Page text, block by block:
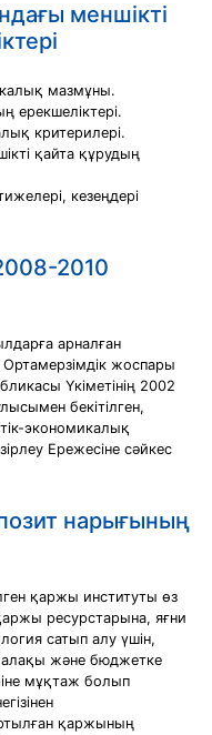
меншікті
мазмұны.
ерекшеліктері.
критерилері.
қайта құрудың
кезеңдері
2010
арналған
жоспары
Үкіметінің 2002
бекітілген,
экономикалық
Ережесіне сәйкес
нарығының
қаржы институты өз
ресурстарына, яғни
сатып алу үшін,
және бюджетке
мұқтаж болып
қаржының